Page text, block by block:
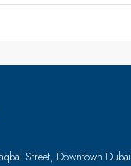
Street, Downtown Dubai